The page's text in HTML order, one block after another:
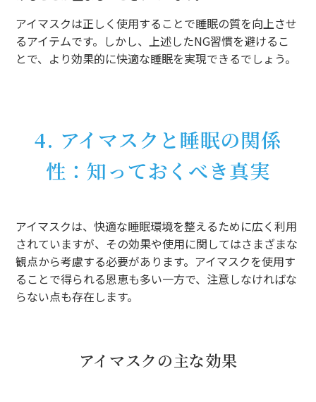
アイマスクは正しく使用することで睡眠の質を向上させ
るアイテムです。しかし、上述したNG習慣を避けるこ
とで、より効果的に快適な睡眠を実現できるでしょう。
4. アイマスクと睡眠の関係
性：知っておくべき真実
アイマスクは、快適な睡眠環境を整えるために広く利用
されていますが、その効果や使用に関してはさまざまな
観点から考慮する必要があります。アイマスクを使用す
ることで得られる恩恵も多い一方で、注意しなければな
らない点も存在します。
アイマスクの主な効果